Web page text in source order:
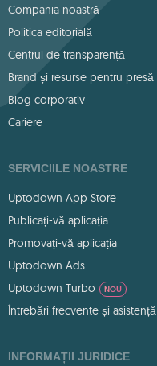
Compania noastră
Politica editorială
Centrul de transparență
Brand și resurse pentru presă
Blog corporativ
Cariere
SERVICIILE NOASTRE
Uptodown App Store
Publicați-vă aplicația
Promovați-vă aplicația
Uptodown Ads
Uptodown Turbo
NOU
Întrebări frecvente și asistență
INFORMAȚII JURIDICE